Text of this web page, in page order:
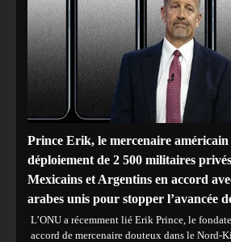
Prince Erik, le mercenaire
déploiement de 2 500 militaires
Mexicains et Argentins en accord
arabes unis pour stopper l’avancée
L’ONU a récemment lié Erik Prince, le
accord de mercenaire douteux dans le Nord-